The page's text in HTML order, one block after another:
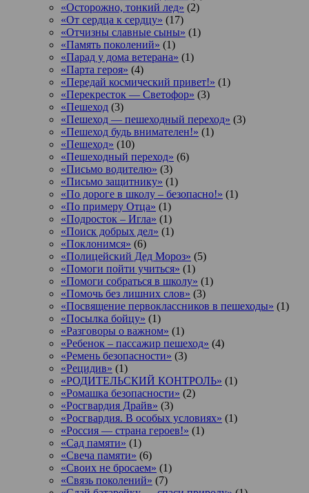
«Осторожно, тонкий лед» (2)
«От сердца к сердцу» (17)
«Отчизны славные сыны» (1)
«Память поколений» (1)
«Парад у дома ветерана» (1)
«Парта героя» (4)
«Передай космический привет!» (1)
«Перекресток — Светофор» (3)
«Пешеход (3)
«Пешеход — пешеходный переход» (3)
«Пешеход будь внимателен!» (1)
«Пешеход» (10)
«Пешеходный переход» (6)
«Письмо водителю» (3)
«Письмо защитнику» (1)
«По дороге в школу – безопасно!» (1)
«По примеру Отца» (1)
«Подросток ‒ Игла» (1)
«Поиск добрых дел» (1)
«Поклонимся» (6)
«Полицейский Дед Мороз» (5)
«Помоги пойти учиться» (1)
«Помоги собраться в школу» (1)
«Помочь без лишних слов» (3)
«Посвящение первоклассников в пешеходы» (1)
«Посылка бойцу» (1)
«Разговоры о важном» (1)
«Ребенок – пассажир пешеход» (4)
«Ремень безопасности» (3)
«Рецидив» (1)
«РОДИТЕЛЬСКИЙ КОНТРОЛЬ» (1)
«Ромашка безопасности» (2)
«Росгвардия Драйв» (3)
«Росгвардия. В особых условиях» (1)
«Россия — страна героев!» (1)
«Сад памяти» (1)
«Свеча памяти» (6)
«Своих не бросаем» (1)
«Связь поколений» (7)